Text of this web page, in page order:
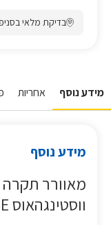
בדיקת מלאי
מידע נוסף אחריות
מידע נוסף
ווסטינגהאוס WESTINGHOUSE צבע לבן